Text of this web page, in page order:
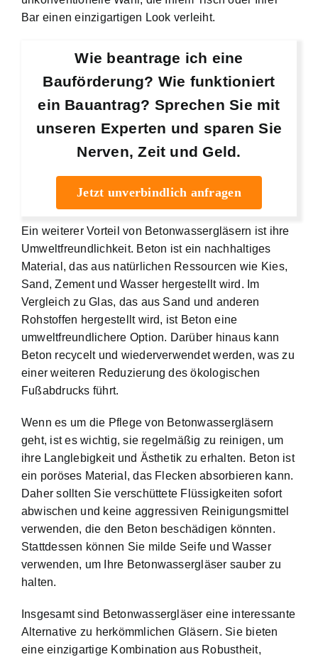
Bar einen einzigartigen Look verleiht.
Wie beantrage ich eine
Bauförderung? Wie funktioniert
ein Bauantrag? Sprechen Sie mit
unseren Experten und sparen Sie
Nerven, Zeit und Geld.
Jetzt unverbindlich anfragen
Ein weiterer Vorteil von Betonwassergläsern ist ihre
Umweltfreundlichkeit. Beton ist ein nachhaltiges
Material , das aus natürlichen Ressourcen wie Kies,
Sand, Zement und Wasser hergestellt wird. Im
Vergleich zu Glas, das aus Sand und anderen
Rohstoffen hergestellt wird, ist Beton eine
umweltfreundlichere Option. Darüber hinaus kann
Beton recycelt und wiederverwendet werden, was zu
einer weiteren Reduzierung des ökologischen
Fußabdrucks führt.
Wenn es um die Pflege von Betonwassergläsern
geht, ist es wichtig, sie regelmäßig zu reinigen, um
ihre Langlebigkeit und Ästhetik zu erhalten. Beton ist
ein poröses Material, das Flecken absorbieren kann.
Daher sollten Sie verschüttete Flüssigkeiten sofort
abwischen und keine aggressiven Reinigungsmittel
verwenden, die den Beton beschädigen könnten.
Stattdessen können Sie milde Seife und Wasser
verwenden, um Ihre Betonwassergläser sauber zu
halten.
Insgesamt sind Betonwassergläser eine interessante
Alternative zu herkömmlichen Gläsern. Sie bieten
eine einzigartige Kombination aus Robustheit,